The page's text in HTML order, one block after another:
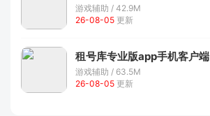
游戏辅助 / 42.9M
26-08-05 更新
租号库专业版app手机客户端
游戏辅助 / 63.5M
26-08-05 更新